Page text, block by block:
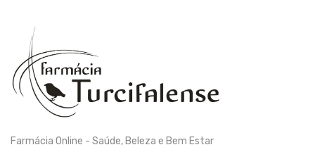
Farmácia Online - Saúde, Beleza e Bem Estar